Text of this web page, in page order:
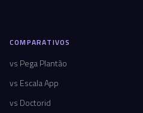
COMPARATIVOS
vs Pega Plantão
vs Escala App
vs Doctorid